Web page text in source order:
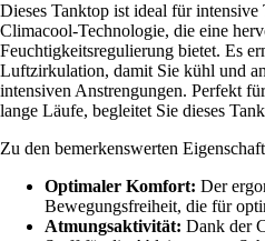
Dieses Tanktop ist ideal für
Climacool-Technologie, die eine
Feuchtigkeitsregulierung bietet. Es
Luftzirkulation, damit Sie kühl und
intensiven Anstrengungen. Perfekt
lange Läufe, begleitet Sie dieses
Zu den bemerkenswerten
Optimaler Komfort: Der
Bewegungsfreiheit, die für
Atmungsaktivität: Dank der